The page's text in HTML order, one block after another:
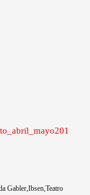
Gabler Ibsen Teatro